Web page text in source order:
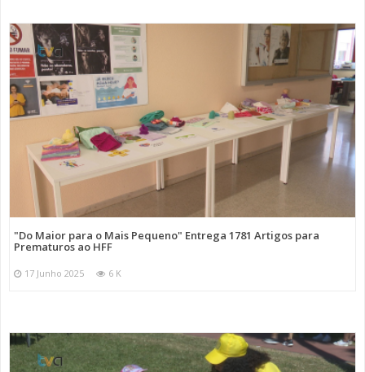
Categorias Noticias
"Do Maior para o Mais Pequeno" Entrega 1781 Artigos para
Prematuros ao HFF
17 Junho 2025 6 K